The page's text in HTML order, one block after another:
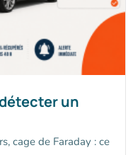
un
cage de Faraday : ce